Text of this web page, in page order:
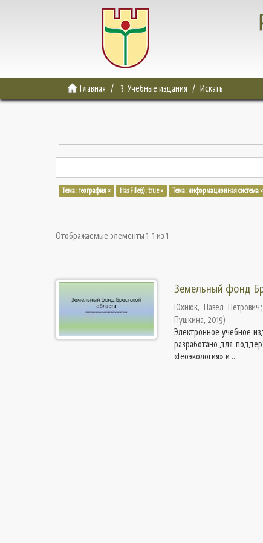
Главная 3. Учебные издания Искать
Тема: география × Has File(s): true × Тема: информационная система ×
Отображаемые элементы 1-1 из 1
Земельный фонд
Юхнюк, Павел Петрович;
Пушкина, 2019)
Электронное учебное
разработано для
«Геоэкология» и ...